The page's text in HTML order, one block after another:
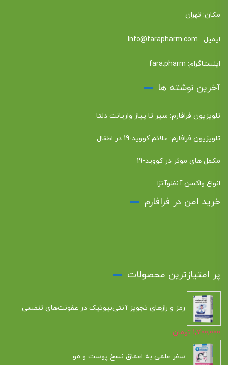
مکان: تهران
ایمیل : Info@farapharm.com
اینستاگرام: fara.pharm
آخرین نوشته ها
تلویزیون فرافارم: سیر تا پیاز واریانت دلتا
تلویزیون فرافارم: علائم کووید-19 در اطفال
مکمل های موثر در کووید-19
انواع واکسن آنفلوآنزا
خرید امن در فرافارم
پر امتیازترین محصولات
رمز و رازهای تجویز آنتی‌بیوتیک در عفونت‌های تنفسی
1,700,000 تومان
سفر علمی به اعماق نسخ پوست و مو